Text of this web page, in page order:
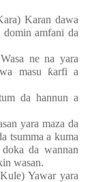
Karandawa
domin amfani da
nena yara
masu ƙarfi a
da hannun a
n yara maza da
tsumma a kuma
doka da wannan
wasan.
Kule) Yawar yara